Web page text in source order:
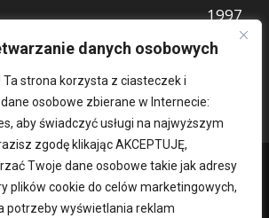
danych osobowych
Ta strona korzysta z ciasteczek i
osobowe zbierane w Internecie:
aby świadczyć usługi na najwyższym
zgodę klikając AKCEPTUJĘ,
Twoje dane osobowe takie jak adresy
plików cookie do celów marketingowych,
potrzeby wyświetlania reklam
1997
849